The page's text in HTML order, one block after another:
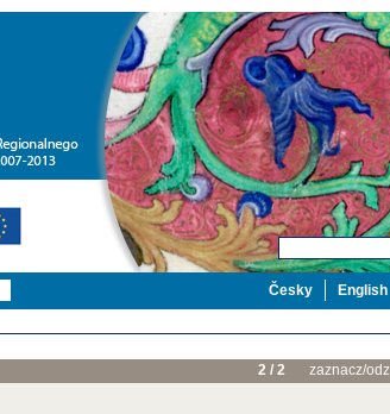
English
Česky
2 / 2 zaznacz/